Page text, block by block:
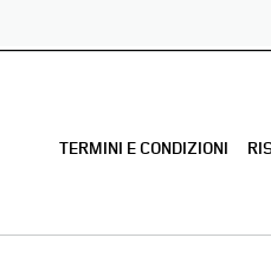
TERMINI E CONDIZIONI